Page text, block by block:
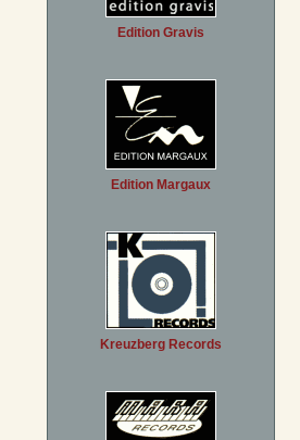
Edition Gravis
Edition Margaux
Kreuzberg Records